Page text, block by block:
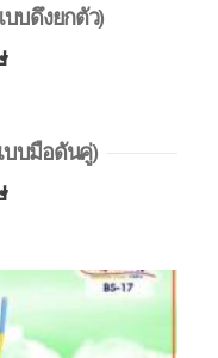
บดึงยกตัว)
บบมือดันคู่)